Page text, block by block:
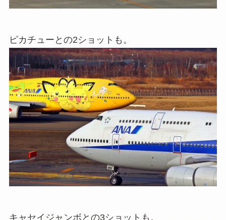
ピカチューとの2ショットも。
キャセイジャンボとの3ショットも。